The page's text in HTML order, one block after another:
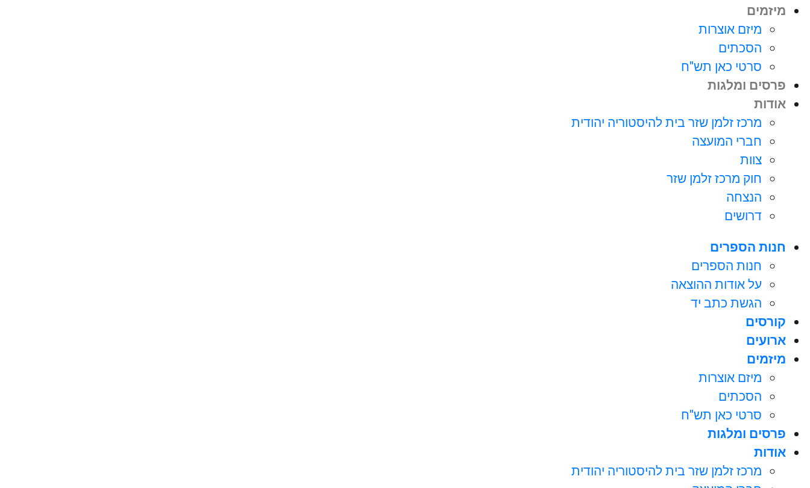
מיזמים
מיזם אוצרות
הסכתים
סרטי כאן תש"ח
פרסים ומלגות
אודות
מרכז זלמן שזר בית להיסטוריה יהודית
חברי המועצה
צוות
חוק מרכז זלמן שזר
הנצחה
דרושים
חנות הספרים
חנות הספרים
על אודות ההוצאה
הגשת כתב יד
קורסים
ארועים
מיזמים
מיזם אוצרות
הסכתים
סרטי כאן תש"ח
פרסים ומלגות
אודות
מרכז זלמן שזר בית להיסטוריה יהודית